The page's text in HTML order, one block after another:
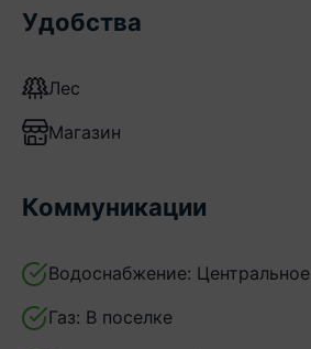
Удобства
Лес
Магазин
Коммуникации
Водоснабжение: Центральное
Газ: В поселке